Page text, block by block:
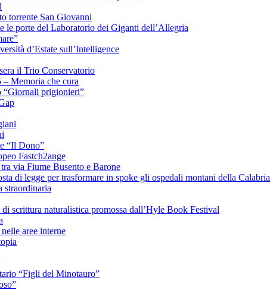
torrente San Giovanni
le porte del Laboratorio dei Giganti dell’Allegria
d’Estate sull’Intelligence
il Trio Conservatorio
Memoria che cura
prigionieri”
“Il Dono”
Fastch2ange
via Fiume Busento e Barone
di legge per trasformare in spoke gli ospedali montani della Calabria
scrittura naturalistica promossa dall’Hyle Book Festival
aree interne
“Figli del Minotauro”